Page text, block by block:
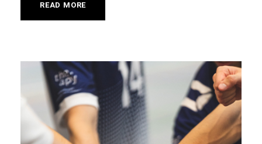
READ MORE